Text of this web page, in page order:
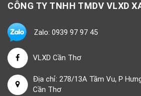
CÔNG TY TNHH TMDV VLXD
Zalo: 0939 97 97 45
VLXD Cần Thơ
Địa chỉ: 278/13A Tầm Vu, P
Cần Thơ